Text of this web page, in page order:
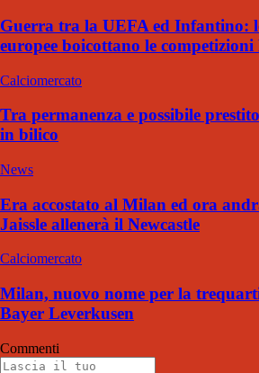
Guerra tra la UEFA ed Infantino:
europee boicottano le
Calciomercato
Tra permanenza e possibile
in bilico
News
Era accostato al Milan ed ora
Jaissle allenerà il Newcastle
Calciomercato
Milan, nuovo nome per la
Bayer Leverkusen
Commenti